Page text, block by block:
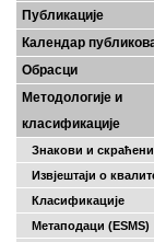
Публикације
Календар
Обрасци
Методологије и
класификације
Знакови и
Извјештаји о
Класификације
Метаподаци (ESMS)